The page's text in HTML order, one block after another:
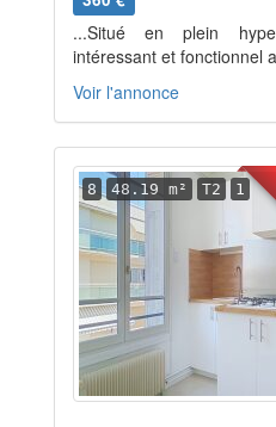
...Situé en plein
intéressant et fonctionnel
Voir l'annonce
8 48.19 m² T2 1